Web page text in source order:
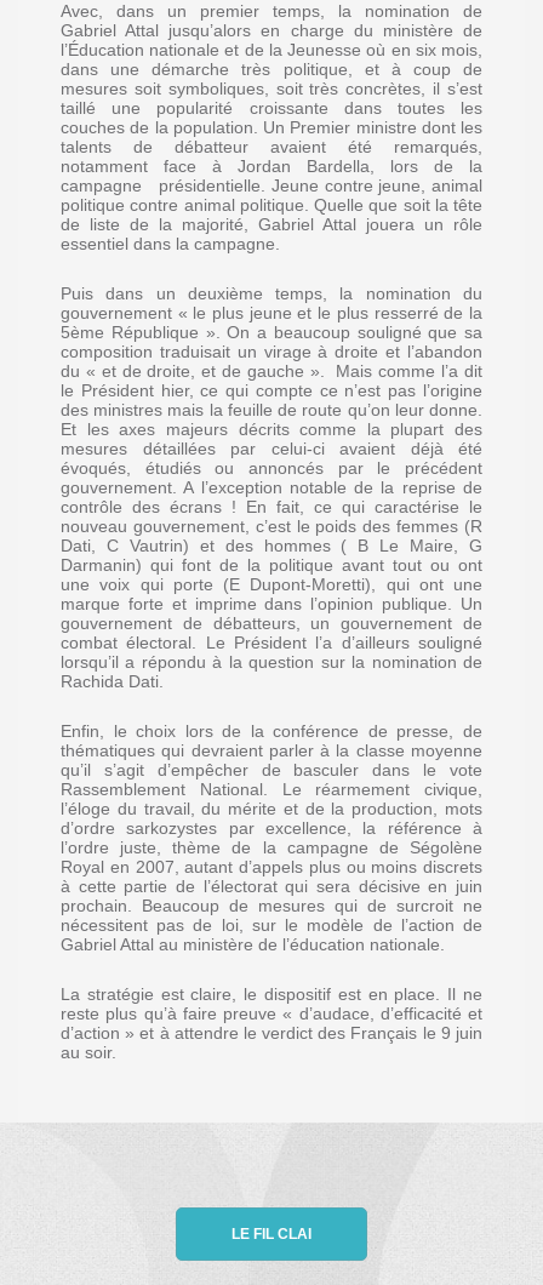
Avec, dans un premier temps, la nomination de
Gabriel Attal jusqu’alors en charge du ministère de
l’Éducation nationale et de la Jeunesse où en six mois,
dans une démarche très politique, et à coup de
mesures soit symboliques, soit très concrètes, il s’est
taillé une popularité croissante dans toutes les
couches de la population. Un Premier ministre dont les
talents de débatteur avaient été remarqués,
notamment face à Jordan Bardella, lors de la
campagne présidentielle. Jeune contre jeune, animal
politique contre animal politique. Quelle que soit la tête
de liste de la majorité, Gabriel Attal jouera un rôle
essentiel dans la campagne.
Puis dans un deuxième temps, la nomination du
gouvernement « le plus jeune et le plus resserré de la
5ème République ». On a beaucoup souligné que sa
composition traduisait un virage à droite et l’abandon
du « et de droite, et de gauche ». Mais comme l’a dit
le Président hier, ce qui compte ce n’est pas l’origine
des ministres mais la feuille de route qu’on leur donne.
Et les axes majeurs décrits comme la plupart des
mesures détaillées par celui-ci avaient déjà été
évoqués, étudiés ou annoncés par le précédent
gouvernement. A l’exception notable de la reprise de
contrôle des écrans ! En fait, ce qui caractérise le
nouveau gouvernement, c’est le poids des femmes (R
Dati, C Vautrin) et des hommes ( B Le Maire, G
Darmanin) qui font de la politique avant tout ou ont
une voix qui porte (E Dupont-Moretti), qui ont une
marque forte et imprime dans l’opinion publique. Un
gouvernement de débatteurs, un gouvernement de
combat électoral. Le Président l’a d’ailleurs souligné
lorsqu’il a répondu à la question sur la nomination de
Rachida Dati.
Enfin, le choix lors de la conférence de presse, de
thématiques qui devraient parler à la classe moyenne
qu’il s’agit d’empêcher de basculer dans le vote
Rassemblement National. Le réarmement civique,
l’éloge du travail, du mérite et de la production, mots
d’ordre sarkozystes par excellence, la référence à
l’ordre juste, thème de la campagne de Ségolène
Royal en 2007, autant d’appels plus ou moins discrets
à cette partie de l’électorat qui sera décisive en juin
prochain. Beaucoup de mesures qui de surcroit ne
nécessitent pas de loi, sur le modèle de l’action de
Gabriel Attal au ministère de l’éducation nationale.
La stratégie est claire, le dispositif est en place. Il ne
reste plus qu’à faire preuve « d’audace, d’efficacité et
d’action » et à attendre le verdict des Français le 9 juin
au soir.
LE FIL CLAI